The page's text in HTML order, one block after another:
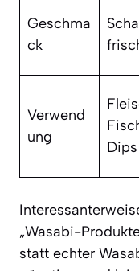
Geschma
ck
Verwend
ung
Dips
„Wasabi-
statt echter